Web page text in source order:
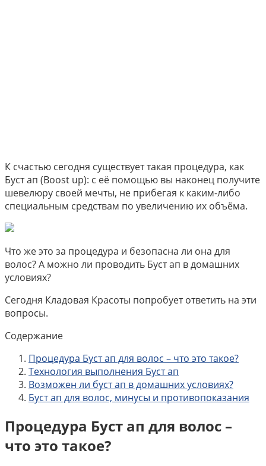
К счастью сегодня существует такая процедура, как
Буст ап (Boost up): с её помощью вы наконец получите
шевелюру своей мечты, не прибегая к каким-либо
специальным средствам по увеличению их объёма.
Что же это за процедура и безопасна ли она для
волос? А можно ли проводить Буст ап в домашних
условиях?
Сегодня Кладовая Красоты попробует ответить на эти
вопросы.
Содержание
Процедура Буст ап для волос – что это такое?
Технология выполнения Буст ап
Возможен ли буст ап в домашних условиях?
Буст ап для волос, минусы и противопоказания
Процедура Буст ап для волос –
что это такое?